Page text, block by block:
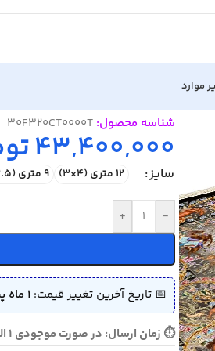
موارد
شناسه محصول: 30F320CT0000T
43,400,000
سایز 12 متری (4×3) 9 متری (3.5×2.5)
-
+
📅 تاریخ آخرین تغییر قیمت: 1 ماه پیش (1405/04/06)
⏱ زمان ارسال: در صورت موجودی 1 الی 3 روز - در صورت نیاز به بافت 10 الی 15 روز ارسال می گردد